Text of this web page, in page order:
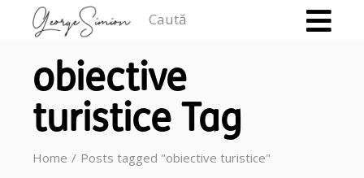
obiective
turistice Tag
Home Posts tagged "obiective turistice"